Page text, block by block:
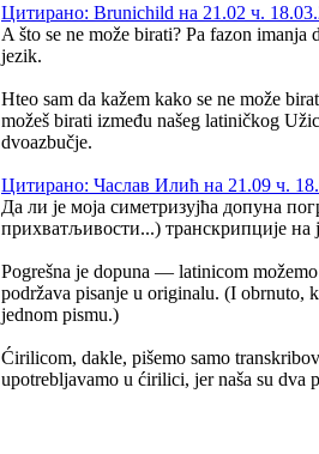
Цитирано: Brunichild на 21.02 ч.
A što se ne može birati? Pa fazon
jezik.
Hteo sam da kažem kako se ne može
možeš birati između našeg latiničkog
dvoazbučje.
Цитирано: Часлав Илић на 21.09 ч.
Да ли је моја симетризујћа допуна
прихватљивости...) транскрипције на
Pogrešna je dopuna — latinicom
podržava pisanje u originalu. (I obrnuto,
jednom pismu.)
Ćirilicom, dakle, pišemo samo
upotrebljavamo u ćirilici, jer naša su dva